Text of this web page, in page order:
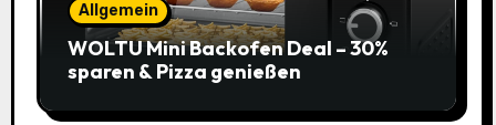
Allgemein
WOLTU Mini Backofen Deal – 30%
sparen & Pizza genießen